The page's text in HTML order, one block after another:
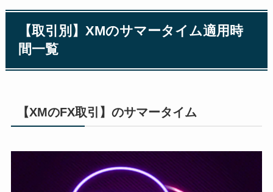
【取引別】XMのサマータイム適用時
間一覧
【XMのFX取引】のサマータイム